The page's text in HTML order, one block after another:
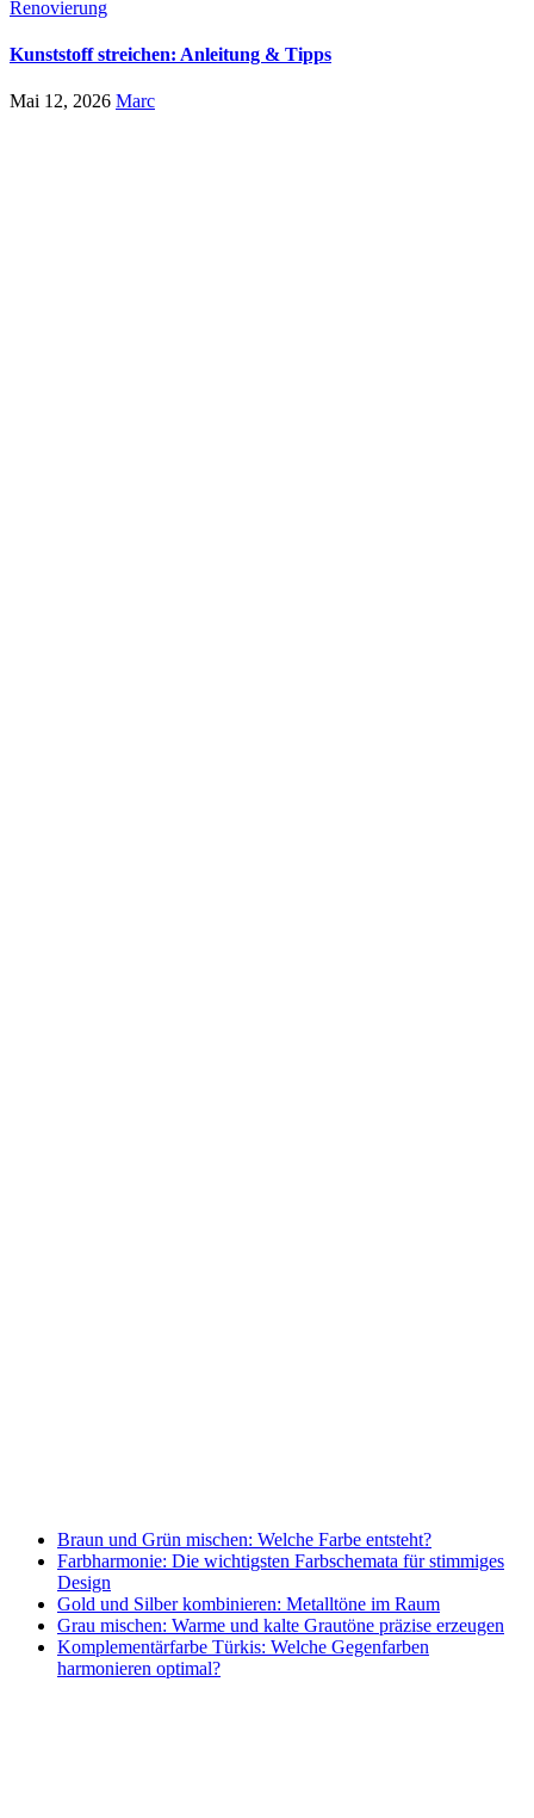
Renovierung
Kunststoff streichen: Anleitung & Tipps
Mai 12, 2026 Marc
Braun und Grün mischen: Welche Farbe entsteht?
Farbharmonie: Die wichtigsten Farbschemata für stimmiges
Design
Gold und Silber kombinieren: Metalltöne im Raum
Grau mischen: Warme und kalte Grautöne präzise erzeugen
Komplementärfarbe Türkis: Welche Gegenfarben
harmonieren optimal?